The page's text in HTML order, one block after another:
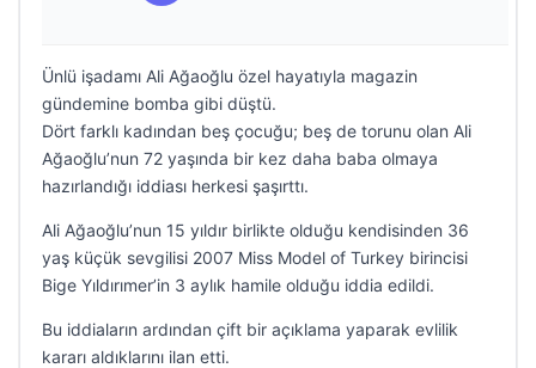
Ünlü işadamı Ali Ağaoğlu özel hayatıyla magazin
gündemine bomba gibi düştü.
Dört farklı kadından beş çocuğu; beş de torunu olan Ali
Ağaoğlu’nun 72 yaşında bir kez daha baba olmaya
hazırlandığı iddiası herkesi şaşırttı.
Ali Ağaoğlu’nun 15 yıldır birlikte olduğu kendisinden 36
yaş küçük sevgilisi 2007 Miss Model of Turkey birincisi
Bige Yıldırımer’in 3 aylık hamile olduğu iddia edildi.
Bu iddiaların ardından çift bir açıklama yaparak evlilik
kararı aldıklarını ilan etti.